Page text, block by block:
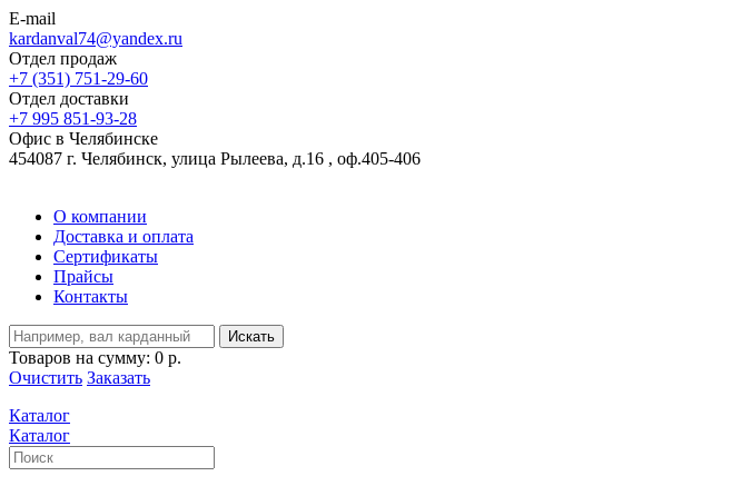
E-mail
kardanval74@yandex.ru
Отдел продаж
+7 (351) 751-29-60
Отдел доставки
+7 995 851-93-28
Офис в Челябинске
454087 г. Челябинск, улица Рылеева, д.16 , оф.405-406
О компании
Доставка и оплата
Сертификаты
Прайсы
Контакты
Искать
Товаров на сумму: 0 р.
Очистить Заказать
Каталог
Каталог